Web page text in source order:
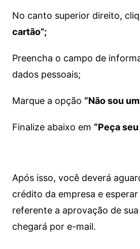
No canto superior direito,
cartão”;
Preencha o campo de
dados pessoais;
Marque a opção “Não sou
Finalize abaixo em “Peça
Após isso, você deverá
crédito da empresa e
referente a aprovação de
chegará por e-mail.